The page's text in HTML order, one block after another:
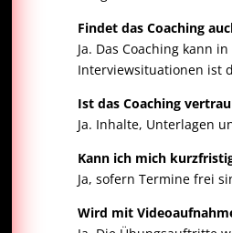
Findet das Coaching
Ja. Das Coaching kann
Interviewsituationen ist
Ist das Coaching
Ja. Inhalte, Unterlagen
Kann ich mich
Ja, sofern Termine frei
Wird mit